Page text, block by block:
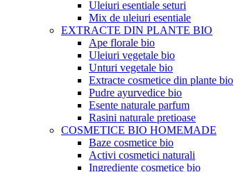
Uleiuri esentiale seturi
Mix de uleiuri esentiale
EXTRACTE DIN PLANTE BIO
Ape florale bio
Uleiuri vegetale bio
Unturi vegetale bio
Extracte cosmetice din plante bio
Pudre ayurvedice bio
Esente naturale parfum
Rasini naturale pretioase
COSMETICE BIO HOMEMADE
Baze cosmetice bio
Activi cosmetici naturali
Ingrediente cosmetice bio